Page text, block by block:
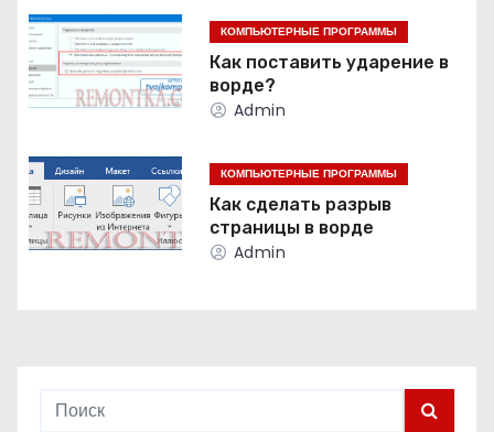
ц
и
я
п
о
з
КОМПЬЮТЕРНЫЕ ПРОГРАММЫ
Как поставить ударение в
ворде?
Admin
КОМПЬЮТЕРНЫЕ ПРОГРАММЫ
Как сделать разрыв
страницы в ворде
Admin